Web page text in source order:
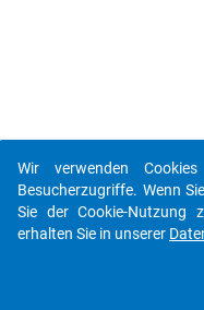
Wir verwenden
Besucherzugriffe. Wenn
Sie der Cookie-Nutzung
erhalten Sie in unserer